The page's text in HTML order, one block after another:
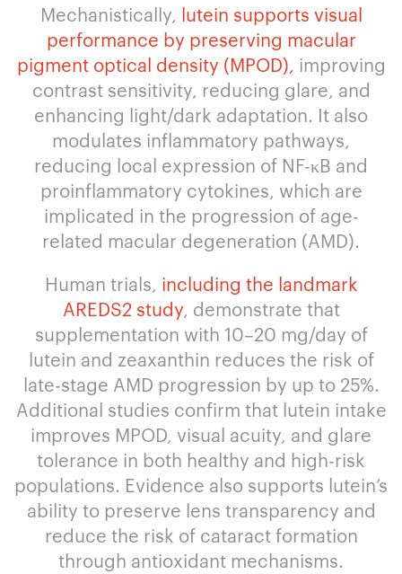
Mechanistically, lutein supports visual
performance by preserving macular
pigment optical density (MPOD), improving
contrast sensitivity, reducing glare, and
enhancing light/dark adaptation. It also
modulates inflammatory pathways,
reducing local expression of NF-κB and
proinflammatory cytokines, which are
implicated in the progression of age-
related macular degeneration (AMD).
Human trials, including the landmark
AREDS2 study, demonstrate that
supplementation with 10–20 mg/day of
lutein and zeaxanthin reduces the risk of
late-stage AMD progression by up to 25%.
Additional studies confirm that lutein intake
improves MPOD, visual acuity, and glare
tolerance in both healthy and high-risk
populations. Evidence also supports lutein’s
ability to preserve lens transparency and
reduce the risk of cataract formation
through antioxidant mechanisms.